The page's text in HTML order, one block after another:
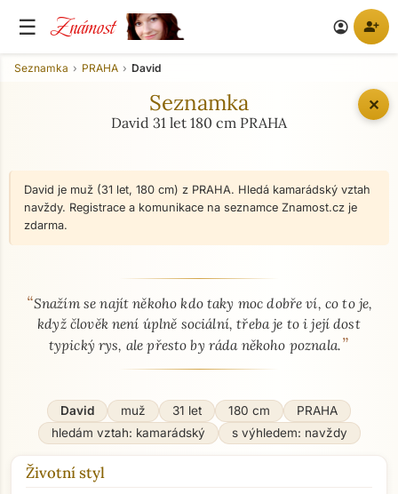
☰ Známost account_circle person_add
✕
Seznamka PRAHA David
Seznamka
David 31 let 180 cm PRAHA
David je muž (31 let, 180 cm) z PRAHA. Hledá kamarádský vztah
navždy. Registrace a komunikace na seznamce Znamost.cz je
zdarma.
O mně - seznamka profil
“Snažím se najít někoho kdo taky moc dobře ví, co to je,
když člověk není úplně sociální, třeba je to i její dost
typický rys, ale přesto by ráda někoho poznala.”
David muž 31 let 180 cm
PRAHA
hledám vztah: kamarádský
s výhledem: navždy
Životní styl